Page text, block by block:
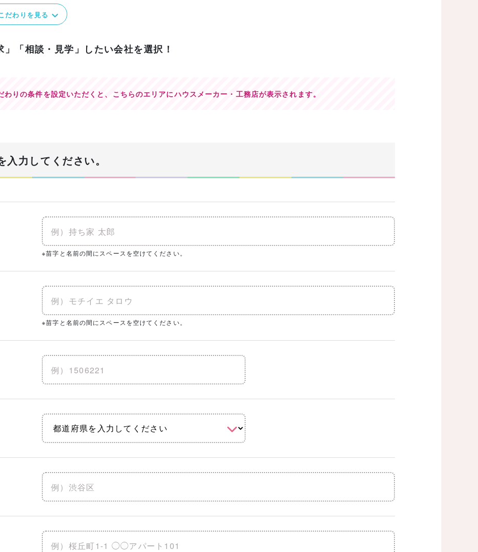
だわりを見る
」「相談・見学」したい会社を選択！
わりの条件を設定いただくと、 こちらのエリアにハウスメーカー・工務店が表示されます。
力してください。
※苗字と名前の間にスペースを空けてください。
※苗字と名前の間にスペースを空けてください。